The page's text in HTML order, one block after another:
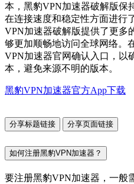
本，黑豹VPN加速器破解版保
在连接速度和稳定性方面进行
VPN加速器破解版提供了更多
够更加顺畅地访问全球网络。
VPN加速器官网确认入口，以
本，避免来源不明的版本。
黑豹VPN加速器官方App下载
分享标题链接 分享页面链接
如何注册黑豹VPN加速器？
要注册黑豹VPN加速器，一般